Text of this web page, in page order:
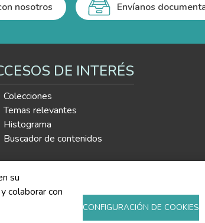
nosotros Envíanos
DE INTERÉS
Colecciones
Temas relevantes
Histograma
Buscador de contenidos
su
colaborar con
CONFIGURACIÓN DE COOKIES